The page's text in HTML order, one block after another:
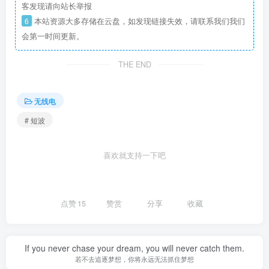
客发现请向站长举报
6 本站资源大多存储在云盘，如发现链接失效，请联系我们我们
会第一时间更新。
THE END
无线电
# 短波
喜欢就支持一下吧
点赞15 赞赏 分享 收藏
If you never chase your dream, you will never catch them.
若不去追逐梦想，你将永远无法抓住梦想